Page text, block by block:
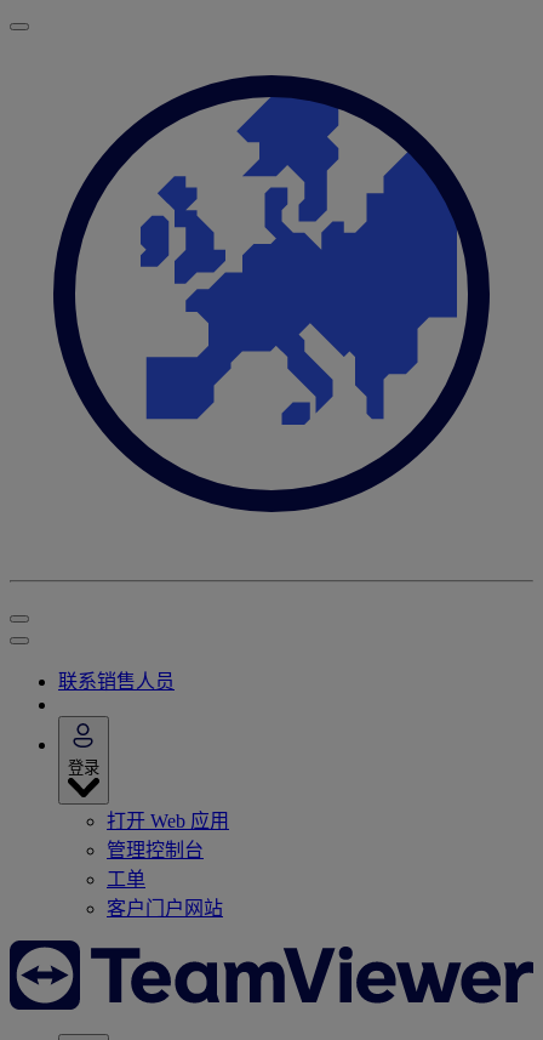
联系销售人员
登录
打开 Web 应用
管理控制台
工单
客户门户网站